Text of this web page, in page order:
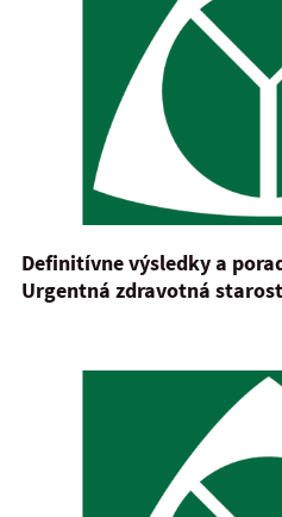
Definitívne výsledky a
Urgentná zdravotná